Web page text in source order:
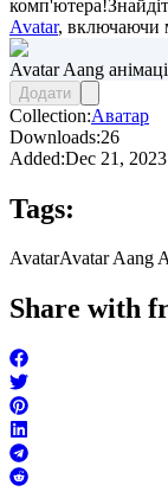
Avatar, включаючи
Avatar Aang
Додати
Collection:Аватар
Downloads:26
Added:Dec 21, 2023
Tags:
AvatarAvatar Aang
Share with